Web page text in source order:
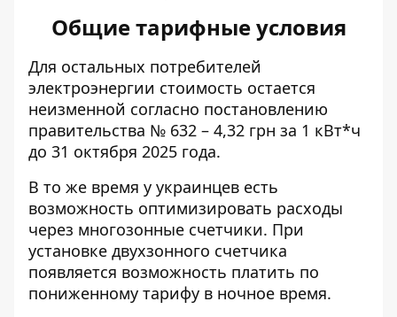
Общие тарифные условия
Для остальных потребителей
электроэнергии стоимость остается
неизменной согласно постановлению
правительства № 632 – 4,32 грн за 1 кВт*ч
до 31 октября 2025 года.
В то же время у украинцев есть
возможность оптимизировать расходы
через многозонные счетчики. При
установке двухзонного счетчика
появляется возможность платить по
пониженному тарифу в ночное время.